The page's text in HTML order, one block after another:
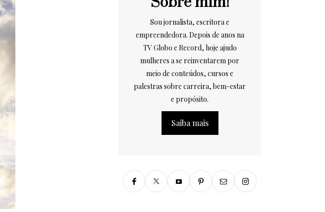
Sou jornalista, escritora e
empreendedora. Depois de anos na
TV Globo e Record, hoje ajudo
mulheres a se reinventarem por
meio de conteúdos, cursos e
palestras sobre carreira, bem-estar
e propósito.
Saiba mais